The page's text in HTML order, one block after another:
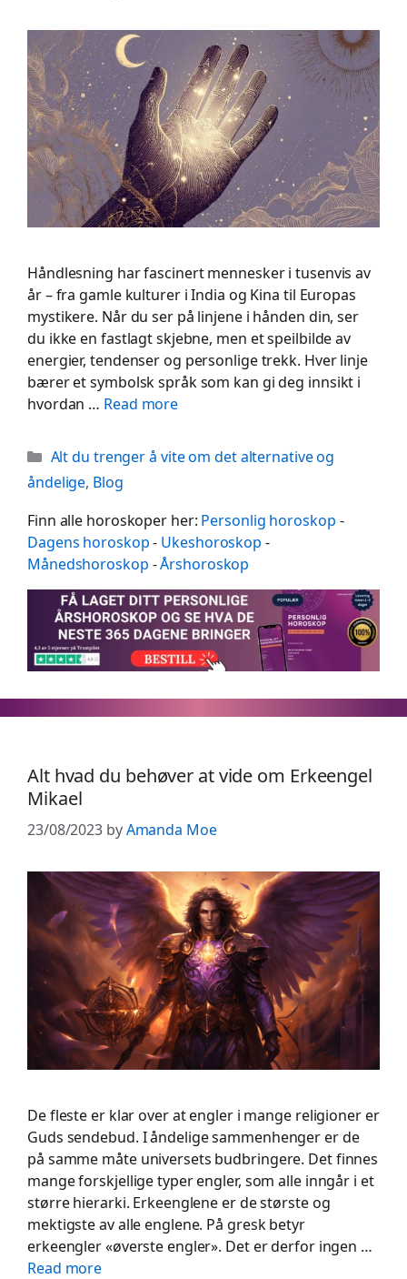
Håndlesning har fascinert mennesker i tusenvis av
år – fra gamle kulturer i India og Kina til Europas
mystikere. Når du ser på linjene i hånden din, ser
du ikke en fastlagt skjebne, men et speilbilde av
energier, tendenser og personlige trekk. Hver linje
bærer et symbolsk språk som kan gi deg innsikt i
hvordan … Read more
Categories
Alt du trenger å vite om det alternative og
åndelige, Blog
Finn alle horoskoper her: Personlig horoskop -
Dagens horoskop- Ukeshoroskop -
Månedshoroskop -Årshoroskop
Alt hvad du behøver at vide om Erkeengel
Mikael
23/08/2023 byAmanda Moe
De fleste er klar over at engler i mange religioner er
Guds sendebud. I åndelige sammenhenger er de
på samme måte universets budbringere. Det finnes
mange forskjellige typer engler, som alle inngår i et
større hierarki. Erkeenglene er de største og
mektigste av alle englene. På gresk betyr
erkeengler «øverste engler». Det er derfor ingen …
Read more